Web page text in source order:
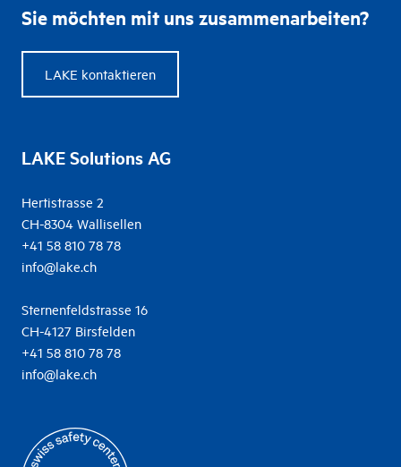
Sie möchten mit uns zusammenarbeiten?
LAKE kontaktieren
LAKE Solutions AG
Hertistrasse 2
CH-8304 Wallisellen
+41 58 810 78 78
info@lake.ch
Sternenfeldstrasse 16
CH-4127 Birsfelden
+41 58 810 78 78
info@lake.ch